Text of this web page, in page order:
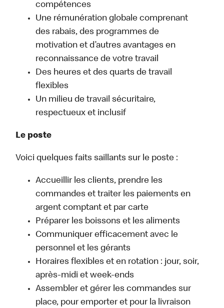
compétences
Une rémunération globale comprenant
des rabais, des programmes de
motivation et d’autres avantages en
reconnaissance de votre travail
Des heures et des quarts de travail
flexibles
Un milieu de travail sécuritaire,
respectueux et inclusif
Le poste
Voici quelques faits saillants sur le poste :
Accueillir les clients, prendre les
commandes et traiter les paiements en
argent comptant et par carte
Préparer les boissons et les aliments
Communiquer efficacement avec le
personnel et les gérants
Horaires flexibles et en rotation : jour, soir,
après-midi et week-ends
Assembler et gérer les commandes sur
place, pour emporter et pour la livraison